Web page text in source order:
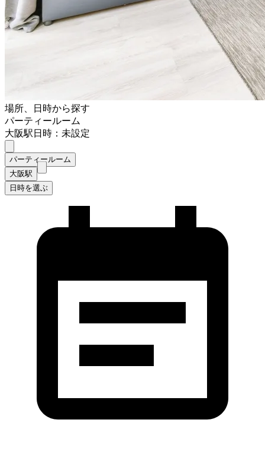
場所、日時から探す
パーティールーム
大阪駅日時：未設定
パーティールーム
大阪駅
日時を選ぶ